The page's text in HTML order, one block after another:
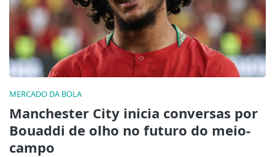
MERCADO DA BOLA
Manchester City inicia conversas por
Bouaddi de olho no futuro do meio-
campo